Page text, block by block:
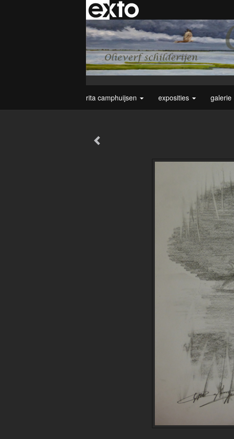
rita camphuijsen exposities galerie